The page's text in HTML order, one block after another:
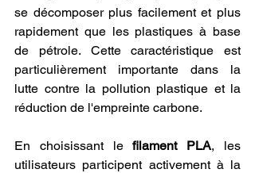
se décomposer plus facilement et plus
rapidement que les plastiques à base
de pétrole. Cette caractéristique est
particulièrement importante dans la
lutte contre la pollution plastique et la
réduction de l'empreinte carbone.
En choisissant le filament PLA, les
utilisateurs participent activement à la